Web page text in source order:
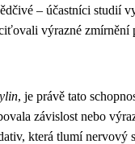
– účastníci studií
výrazné zmírnění
, je právě tato
závislost nebo
která tlumí nervový